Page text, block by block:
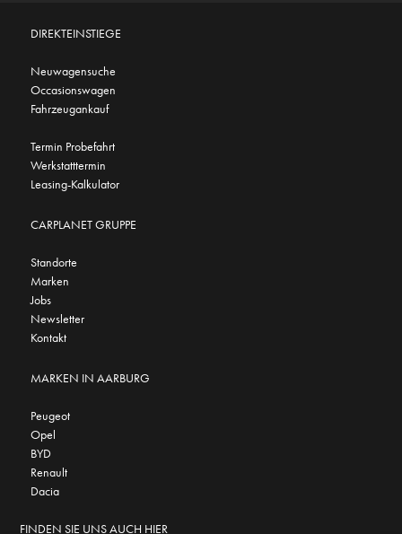
DIREKTEINSTIEGE
Neuwagensuche
Occasionswagen
Fahrzeugankauf
Termin Probefahrt
Werkstatttermin
Leasing-Kalkulator
CARPLANET GRUPPE
Standorte
Marken
Jobs
Newsletter
Kontakt
MARKEN IN AARBURG
Peugeot
Opel
BYD
Renault
Dacia
FINDEN SIE UNS AUCH HIER